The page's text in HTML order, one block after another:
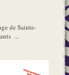
de Sainte-
...